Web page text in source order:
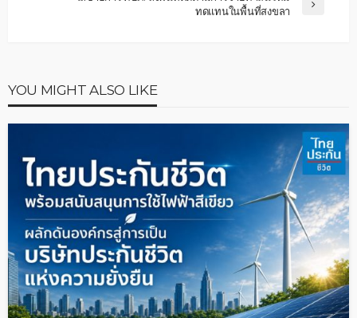
ทดแทนในพื้นที่สงขลา
YOU MIGHT ALSO LIKE